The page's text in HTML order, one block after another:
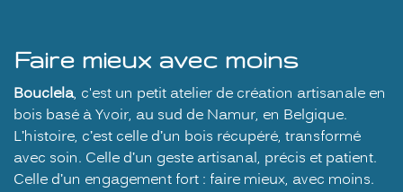
Faire mieux avec moins
Bouclela, c'est un petit atelier de création artisanale en
bois basé à Yvoir, au sud de Namur, en Belgique.
L’histoire, c’est celle d’un bois récupéré, transformé
avec soin. Celle d’un geste artisanal, précis et patient.
Celle d’un engagement fort : faire mieux, avec moins.